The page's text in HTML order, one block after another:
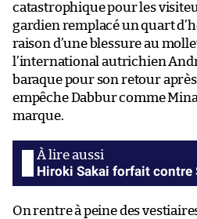
catastrophique pour les
gardien remplacé un quart
raison d’une blessure au
l’international autrichien
baraque pour son retour après
empêche Dabbur comme
marque.
Hiroki Sakai forfait contre
On rentre à peine des